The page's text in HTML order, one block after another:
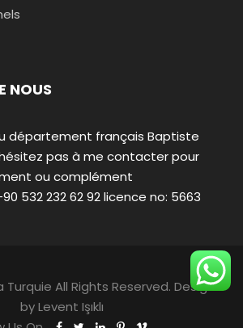
NOUS
département français Baptiste
pas à me contacter pour
ou complément
532 232 62 92 licence no: 5663
All Rights Reserved. Design
byLevent Işıklı